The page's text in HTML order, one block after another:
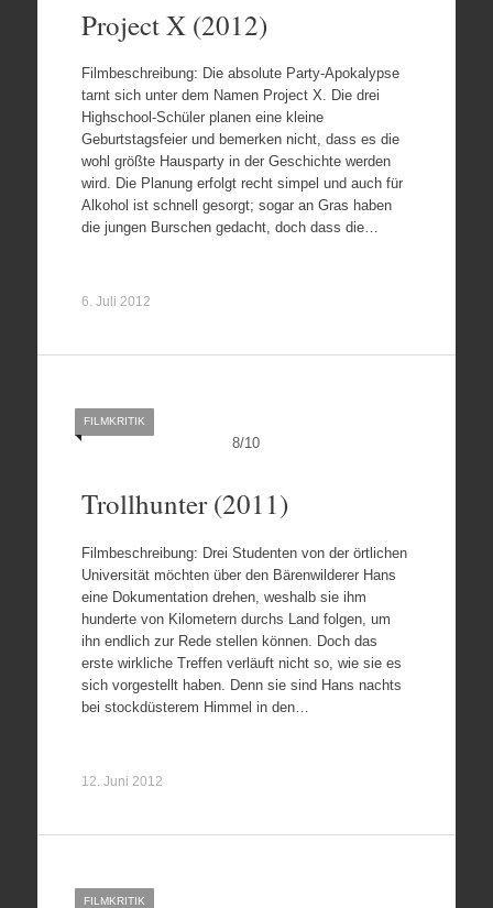
Project X (2012)
Filmbeschreibung: Die absolute Party-Apokalypse
tarnt sich unter dem Namen Project X. Die drei
Highschool-Schüler planen eine kleine
Geburtstagsfeier und bemerken nicht, dass es die
wohl größte Hausparty in der Geschichte werden
wird. Die Planung erfolgt recht simpel und auch für
Alkohol ist schnell gesorgt; sogar an Gras haben
die jungen Burschen gedacht, doch dass die…
6. Juli 2012
8/10
FILMKRITIK
Trollhunter (2011)
Filmbeschreibung: Drei Studenten von der örtlichen
Universität möchten über den Bärenwilderer Hans
eine Dokumentation drehen, weshalb sie ihm
hunderte von Kilometern durchs Land folgen, um
ihn endlich zur Rede stellen können. Doch das
erste wirkliche Treffen verläuft nicht so, wie sie es
sich vorgestellt haben. Denn sie sind Hans nachts
bei stockdüsterem Himmel in den…
12. Juni 2012
FILMKRITIK